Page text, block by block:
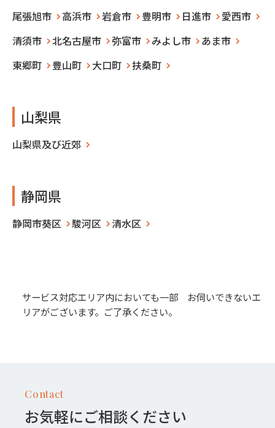
尾張旭市
高浜市 岩倉市 豊明市 日進市
愛西市
清須市
北名古屋市 弥富市 みよし市
あま市
東郷町
豊山町 大口町 扶桑町
山梨県
山梨県及び近郊
静岡県
静岡市葵区 駿河区 清水区
サービス対応エリア内においても一部 お伺いできないエ
リアがございます。ご了承ください。
Contact
お気軽にご相談ください